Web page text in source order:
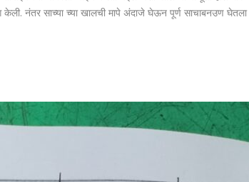
केली. नंतर साच्या च्या खालची मापे अंदाजे घेऊन पूर्ण साचाबनउण